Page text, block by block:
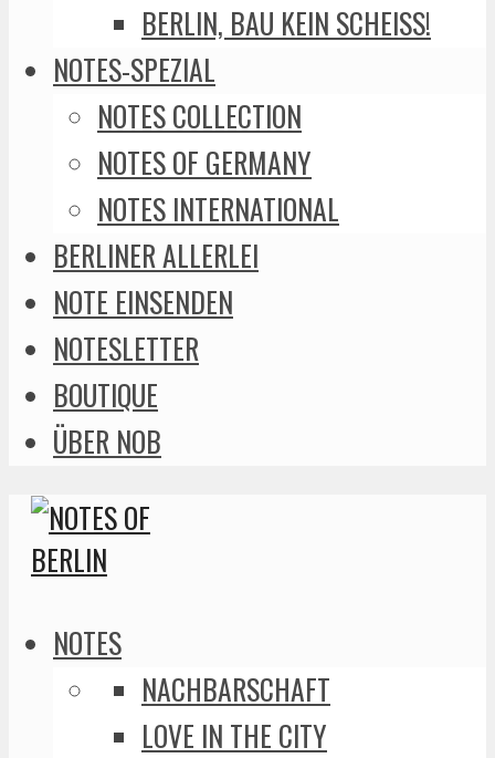
BERLIN, BAU KEIN SCHEISS!
NOTES-SPEZIAL
NOTES COLLECTION
NOTES OF GERMANY
NOTES INTERNATIONAL
BERLINER ALLERLEI
NOTE EINSENDEN
NOTESLETTER
BOUTIQUE
ÜBER NOB
NOTES
NACHBARSCHAFT
LOVE IN THE CITY